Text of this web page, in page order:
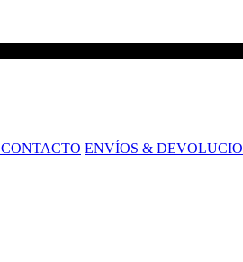
CONTACTO ENVÍOS &